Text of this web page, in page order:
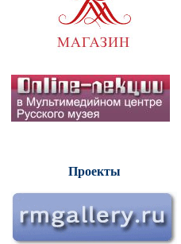
Проекты